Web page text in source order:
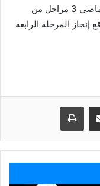
إلكترونية، وأنجزت الهيئة حتى نهاية العام الماضي 3 مراحل من
المرحلة الرابعة
مشاركة عبر البريد طباعة